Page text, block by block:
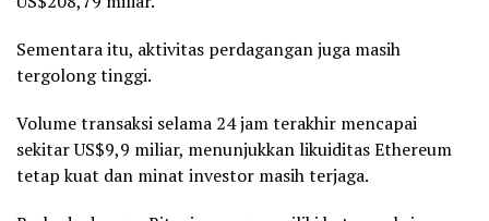
Sementara itu, aktivitas perdagangan juga masih
tergolong tinggi.
Volume transaksi selama 24 jam terakhir mencapai
sekitar US$9,9 miliar, menunjukkan likuiditas Ethereum
tetap kuat dan minat investor masih terjaga.